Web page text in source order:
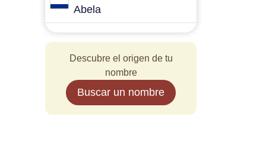
Abela
Descubre el origen de tu
nombre
Buscar un nombre